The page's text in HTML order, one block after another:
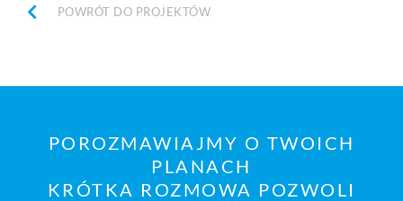
POWRÓT DO PROJEKTÓW
POROZMAWIAJMY O TWOICH
PLANACH
KRÓTKA ROZMOWA POZWOLI